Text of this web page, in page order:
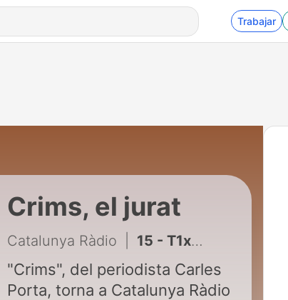
Trabajar
Crims, el jurat
Catalunya Ràdio 15 - T1xC1 - Els candidats
"Crims", del periodista Carles
Porta, torna a Catalunya Ràdio